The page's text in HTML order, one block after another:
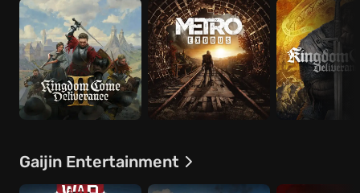
Gaijin Entertainment